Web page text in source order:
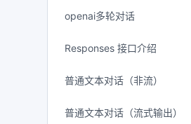
openai多轮对话
Responses 接口介绍
普通文本对话（非流）
普通文本对话（流式输出）